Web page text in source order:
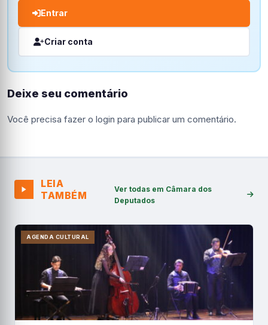
Entrar
Criar conta
Deixe seu comentário
Você precisa fazer o login para publicar um comentário.
LEIA
TAMBÉM
Ver todas em Câmara dos
Deputados
AGENDA CULTURAL